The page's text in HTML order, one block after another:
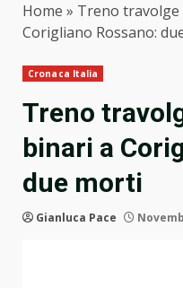
Home » Treno travolge
Corigliano Rossano:
Cronaca Italia
Treno
binari a
due morti
Gianluca Pace